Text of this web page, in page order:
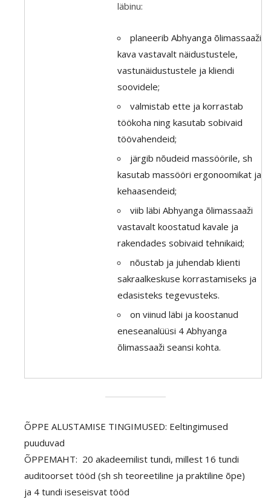
läbinu:
planeerib Abhyanga õlimassaaži
kava vastavalt näidustustele,
vastunäidustustele ja kliendi
soovidele;
valmistab ette ja korrastab
töökoha ning kasutab sobivaid
töövahendeid;
järgib nõudeid massöörile, sh
kasutab massööri ergonoomikat ja
kehaasendeid;
viib läbi Abhyanga õlimassaaži
vastavalt koostatud kavale ja
rakendades sobivaid tehnikaid;
nõustab ja juhendab klienti
sakraalkeskuse korrastamiseks ja
edasisteks tegevusteks.
on viinud läbi ja koostanud
eneseanalüüsi 4 Abhyanga
õlimassaaži seansi kohta.
ÕPPE ALUSTAMISE TINGIMUSED: Eeltingimused
puuduvad
ÕPPEMAHT: 20 akadeemilist tundi, millest 16 tundi
auditoorset tööd (sh sh teoreetiline ja praktiline õpe)
ja 4 tundi iseseisvat tööd